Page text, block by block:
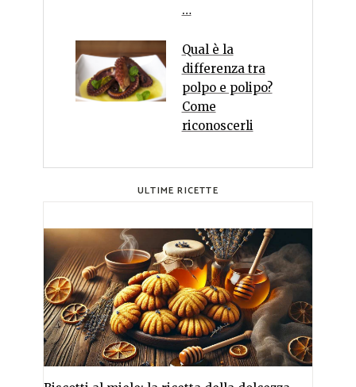
…
Qual è la
differenza tra
polpo e polipo?
Come
riconoscerli
ULTIME RICETTE